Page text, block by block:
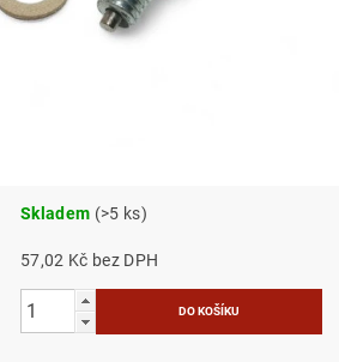
Skladem (>5 ks)
57,02 Kč bez DPH